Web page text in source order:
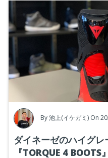
By池上(イケガミ) On
ダイネーゼのハイグ
『TORQUE 4 BOOTS